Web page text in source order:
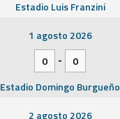
Estadio Luis Franzini
1 agosto 2026
0
-
0
Estadio Domingo Burgueño
2 agosto 2026